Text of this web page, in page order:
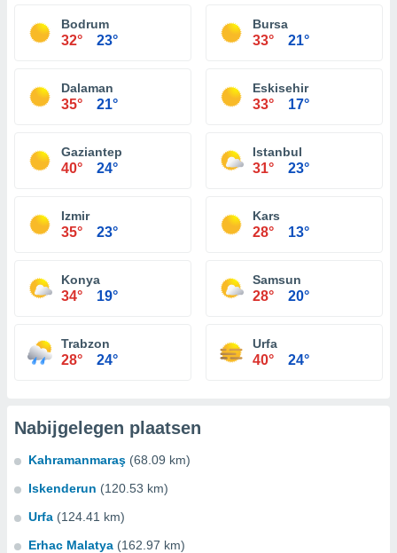
Bodrum
32° 23°
Bursa
33° 21°
Dalaman
35° 21°
Eskisehir
33° 17°
Gaziantep
40° 24°
Istanbul
31° 23°
Izmir
35° 23°
Kars
28° 13°
Konya
34° 19°
Samsun
28° 20°
Trabzon
28° 24°
Urfa
40° 24°
Nabijgelegen plaatsen
Kahramanmaraş (68.09 km)
Iskenderun (120.53 km)
Urfa (124.41 km)
Erhac Malatya (162.97 km)